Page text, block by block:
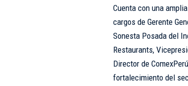
Cuenta con una
cargos de Gerente
Sonesta Posada del
Restaurants,
Director de
fortalecimiento del